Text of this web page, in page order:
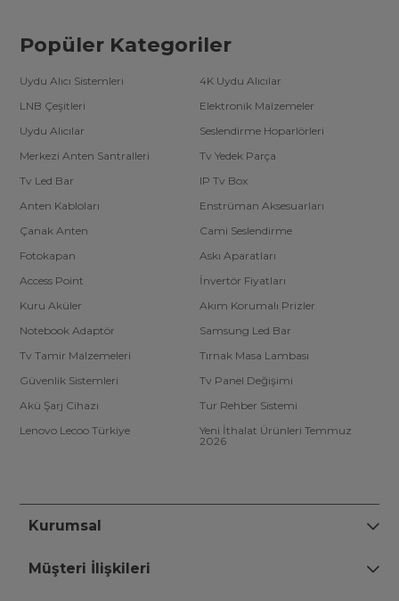
Popüler Kategoriler
Uydu Alıcı Sistemleri
4K Uydu Alıcılar
LNB Çeşitleri
Elektronik Malzemeler
Uydu Alıcılar
Seslendirme Hoparlörleri
Merkezi Anten Santralleri
Tv Yedek Parça
Tv Led Bar
IP Tv Box
Anten Kabloları
Enstrüman Aksesuarları
Çanak Anten
Cami Seslendirme
Fotokapan
Askı Aparatları
Access Point
İnvertör Fiyatları
Kuru Aküler
Akım Korumalı Prizler
Notebook Adaptör
Samsung Led Bar
Tv Tamir Malzemeleri
Tırnak Masa Lambası
Güvenlik Sistemleri
Tv Panel Değişimi
Akü Şarj Cihazı
Tur Rehber Sistemi
Lenovo Lecoo Türkiye
Yeni İthalat Ürünleri Temmuz
2026
Kurumsal
Müşteri İlişkileri